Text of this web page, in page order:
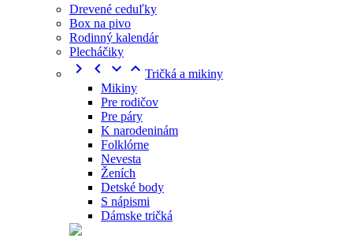
Drevené ceduľky
Box na pivo
Rodinný kalendár
Plecháčiky
    Tričká a mikiny
Mikiny
Pre rodičov
Pre páry
K narodeninám
Folklórne
Nevesta
Ženích
Detské body
S nápismi
Dámske tričká